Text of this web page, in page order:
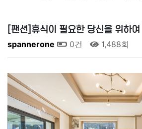
[팬션]휴식이 필요한 당신을 위하여
spannerone 0건 1,488회